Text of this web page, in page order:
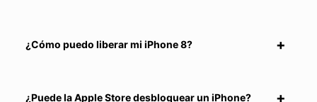
¿Cómo puedo liberar mi iPhone 8?
¿Puede la Apple Store desbloquear un iPhone?